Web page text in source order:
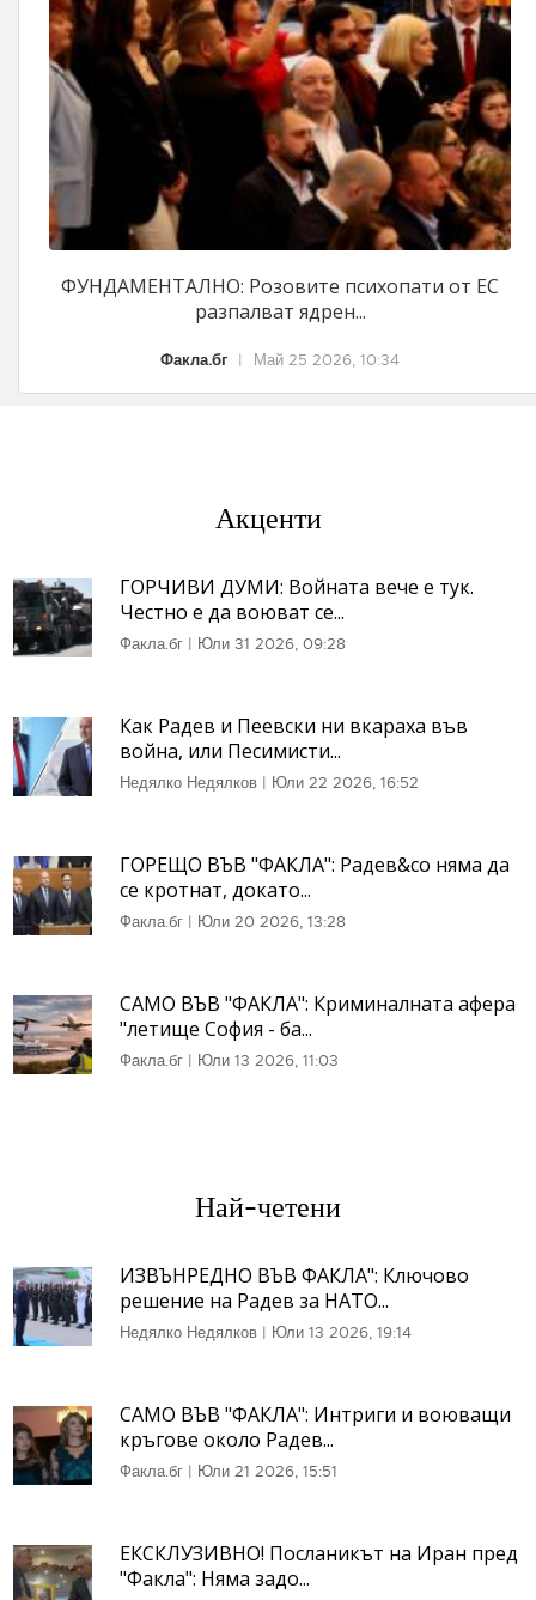
ФУНДАМЕНТАЛНО: Розовите психопати от ЕС
разпалват ядрен...
Факла.бг Май 25 2026, 10:34
Акценти
ГОРЧИВИ ДУМИ: Войната вече е тук.
Честно е да воюват се...
Факла.бг | Юли 31 2026, 09:28
Как Радев и Пеевски ни вкараха във
война, или Песимисти...
Недялко Недялков | Юли 22 2026, 16:52
ГОРЕЩО ВЪВ "ФАКЛА": Радев&co няма да
се кротнат, докато...
Факла.бг | Юли 20 2026, 13:28
САМО ВЪВ "ФАКЛА": Криминалната афера
"летище София - ба...
Факла.бг | Юли 13 2026, 11:03
Най-четени
ИЗВЪНРЕДНО ВЪВ ФАКЛА": Ключово
решение на Радев за НАТО...
Недялко Недялков | Юли 13 2026, 19:14
САМО ВЪВ "ФАКЛА": Интриги и воюващи
кръгове около Радев...
Факла.бг | Юли 21 2026, 15:51
ЕКСКЛУЗИВНО! Посланикът на Иран пред
"Факла": Няма задо...